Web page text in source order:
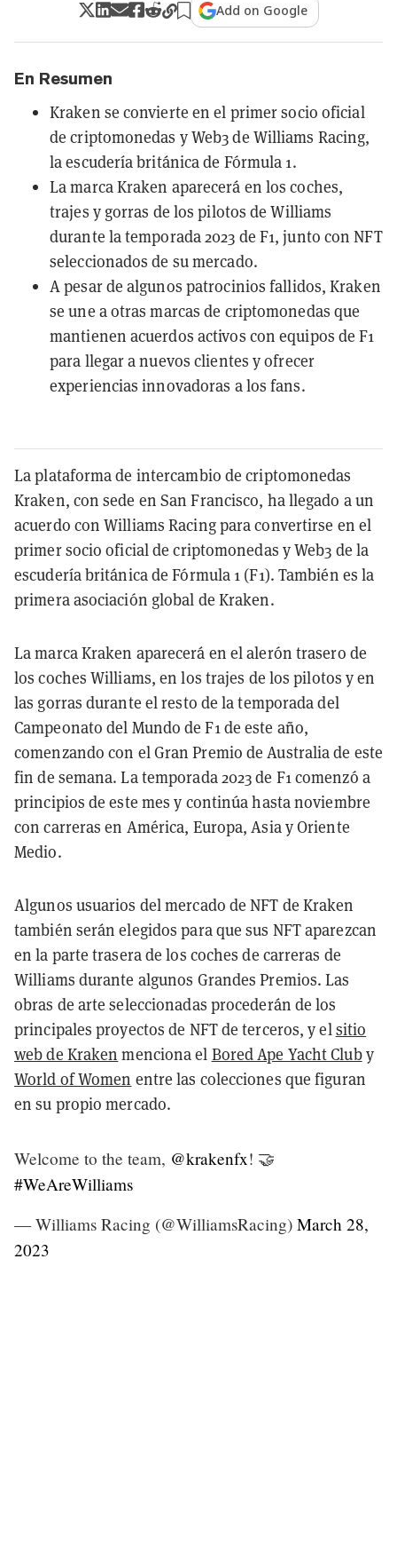
Add on Google
En Resumen
Kraken se convierte en el primer socio oficial
de criptomonedas y Web3 de Williams Racing,
la escudería británica de Fórmula 1.
La marca Kraken aparecerá en los coches,
trajes y gorras de los pilotos de Williams
durante la temporada 2023 de F1, junto con NFT
seleccionados de su mercado.
A pesar de algunos patrocinios fallidos, Kraken
se une a otras marcas de criptomonedas que
mantienen acuerdos activos con equipos de F1
para llegar a nuevos clientes y ofrecer
experiencias innovadoras a los fans.
La plataforma de intercambio de criptomonedas
Kraken, con sede en San Francisco, ha llegado a un
acuerdo con Williams Racing para convertirse en el
primer socio oficial de criptomonedas y Web3 de la
escudería británica de Fórmula 1 (F1). También es la
primera asociación global de Kraken.
La marca Kraken aparecerá en el alerón trasero de
los coches Williams, en los trajes de los pilotos y en
las gorras durante el resto de la temporada del
Campeonato del Mundo de F1 de este año,
comenzando con el Gran Premio de Australia de este
fin de semana. La temporada 2023 de F1 comenzó a
principios de este mes y continúa hasta noviembre
con carreras en América, Europa, Asia y Oriente
Medio.
Algunos usuarios del mercado de NFT de Kraken
también serán elegidos para que sus NFT aparezcan
en la parte trasera de los coches de carreras de
Williams durante algunos Grandes Premios. Las
obras de arte seleccionadas procederán de los
principales proyectos de NFT de terceros, y elsitio
web de Kraken menciona el Bored Ape Yacht Cluby
World of Women entre las colecciones que figuran
en su propio mercado.
Welcome to the team, @krakenfx! 🤝
#WeAreWilliams
— Williams Racing (@WilliamsRacing) March 28,
2023